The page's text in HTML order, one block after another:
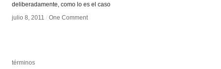
deliberadamente, como lo es el caso
julio 8, 2011 / One Comment
julio 8, 2011 / One Comment
términos
términos